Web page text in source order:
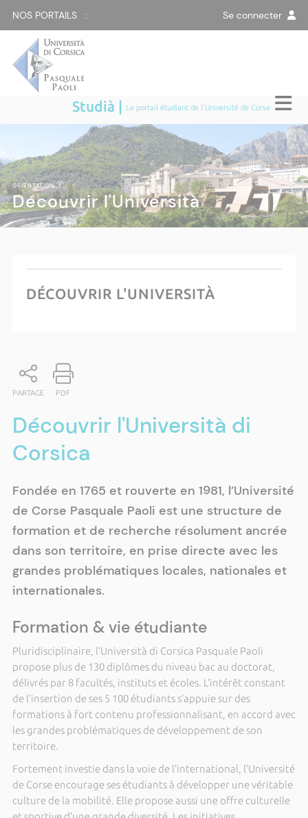
NOS PORTAILS : Se connecter
Studià | Le portail étudiant de l'Université de Corse
ORIENTATION|
Découvrir l'Università
DÉCOUVRIR L'UNIVERSITÀ
PARTAGE PDF
Découvrir l'Università di
Corsica
Fondée en 1765 et rouverte en 1981, l’Université
de Corse Pasquale Paoli est une structure de
formation et de recherche résolument ancrée
dans son territoire, en prise directe avec les
grandes problématiques locales, nationales et
internationales.
Formation & vie étudiante
Pluridisciplinaire, l’Università di Corsica Pasquale Paoli
propose plus de 130 diplômes du niveau bac au doctorat,
délivrés par 8 facultés, instituts et écoles. L’intérêt constant
de l’insertion de ses 5 100 étudiants s’appuie sur des
formations à fort contenu professionnalisant, en accord avec
les grandes problématiques de développement de son
territoire.
Fortement investie dans la voie de l’international, l’Université
de Corse encourage ses étudiants à développer une véritable
culture de la mobilité. Elle propose aussi une offre culturelle